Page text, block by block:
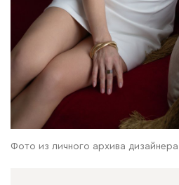
Фото из личного архива дизайнера